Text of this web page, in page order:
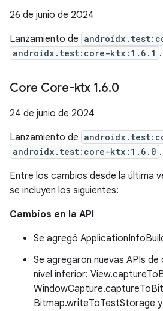
26 de junio de 2024
Lanzamiento de
androidx.test:core-ktx:1.6.1 .
Core Core-ktx 1.6.0
24 de junio de 2024
Lanzamiento de
androidx.test:core-ktx:1.6.0 .
Entre los cambios desde la última
se incluyen los siguientes:
Cambios en la API
Se agregó
Se agregaron nuevas APIs
nivel inferior:
Bitmap.writeToTestStorage y